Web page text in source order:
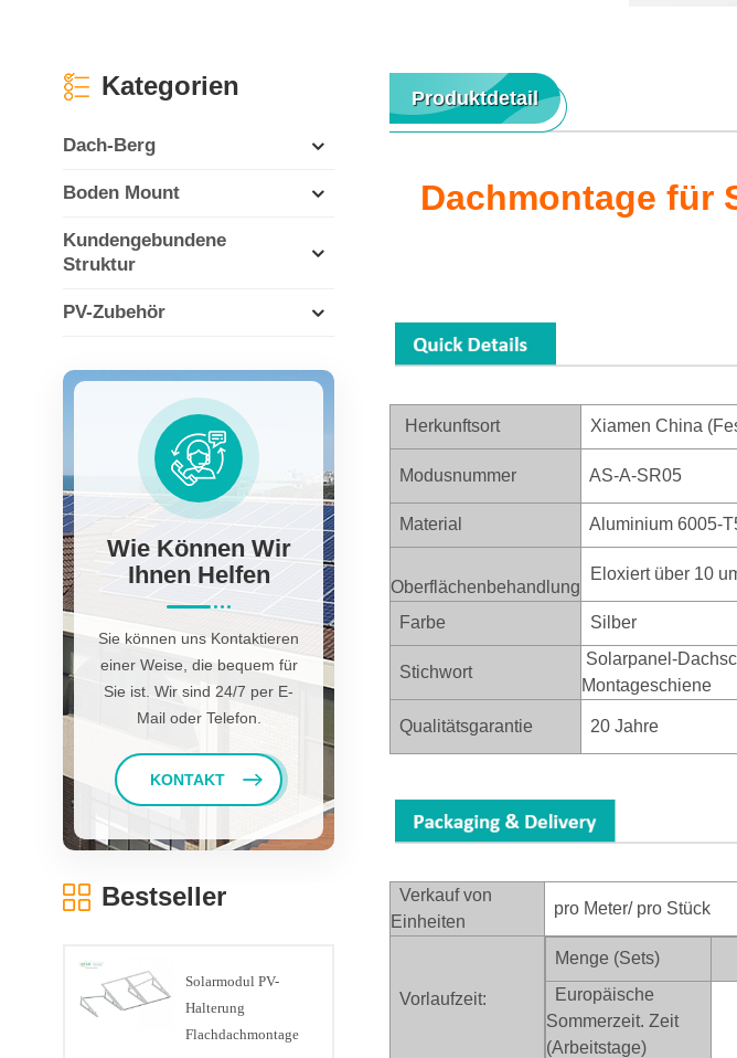
Produktdetail
Dachmontage für
Herkunftsort Xiamen China
Modusnummer AS-A-SR05
Material Aluminium 6005-
Oberflächenbehandlung
Eloxiert über 10
Farbe Silber
Stichwort
Solarpanel-
Montageschiene
Qualitätsgarantie 20 Jahre
Verkauf von
Einheiten
pro Meter/ pro Stück
Vorlaufzeit:
Menge (Sets)
Europäische
Sommerzeit. Zeit
(Arbeitstage)
Kategorien
Dach-Berg
Boden Mount
Kundengebundene
Struktur
PV-Zubehör
Wie Können Wir
Ihnen Helfen
Sie können uns Kontaktieren
einer Weise, die bequem für
Sie ist. Wir sind 24/7 per E-
Mail oder Telefon.
KONTAKT
Bestseller
Solarmodul PV-
Halterung
Flachdachmontage